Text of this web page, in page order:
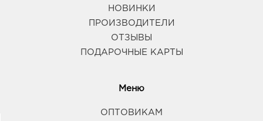
НОВИНКИ
ПРОИЗВОДИТЕЛИ
ОТЗЫВЫ
ПОДАРОЧНЫЕ КАРТЫ
Меню
ОПТОВИКАМ